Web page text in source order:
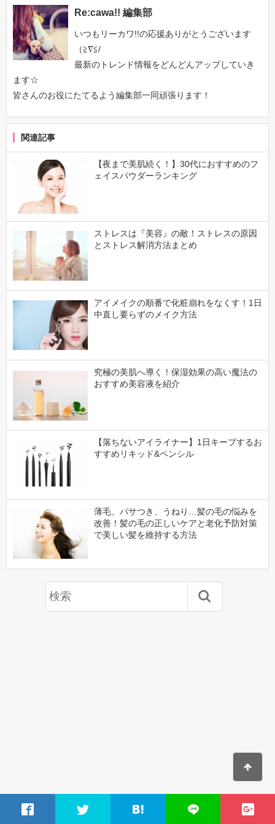
Re:cawa!! 編集部
いつもリーカワ!!の応援ありがとうございます
（≧∇≦/
最新のトレンド情報をどんどんアップしていき
ます☆
皆さんのお役にたてるよう編集部一同頑張ります！
関連記事
【夜まで美肌続く！】30代におすすめのフ
ェイスパウダーランキング
ストレスは『美容』の敵！ストレスの原因
とストレス解消方法まとめ
アイメイクの順番で化粧崩れをなくす！1日
中直し要らずのメイク方法
究極の美肌へ導く！保湿効果の高い魔法の
おすすめ美容液を紹介
【落ちないアイライナー】1日キープするお
すすめリキッド&ペンシル
薄毛、パサつき、うねり…髪の毛の悩みを
改善！髪の毛の正しいケアと老化予防対策
で美しい髪を維持する方法